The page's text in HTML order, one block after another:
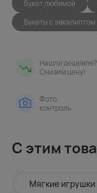
Букет любимой
Букеты с эвкалиптом
Нашли дешевле?
Снизим цену!
Фото
контроль
С этим
Мягкие игрушки